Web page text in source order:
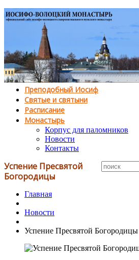
Преподобный Иосиф
Святые и святыни
Расписание
Монастырь
Корпус для паломников
Новости
Контакты
Успение Пресвятой
Богородицы
Главная
Новости
Успение Пресвятой Богородицы